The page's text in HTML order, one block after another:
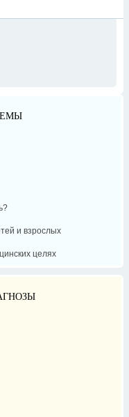
и взрослых
целях